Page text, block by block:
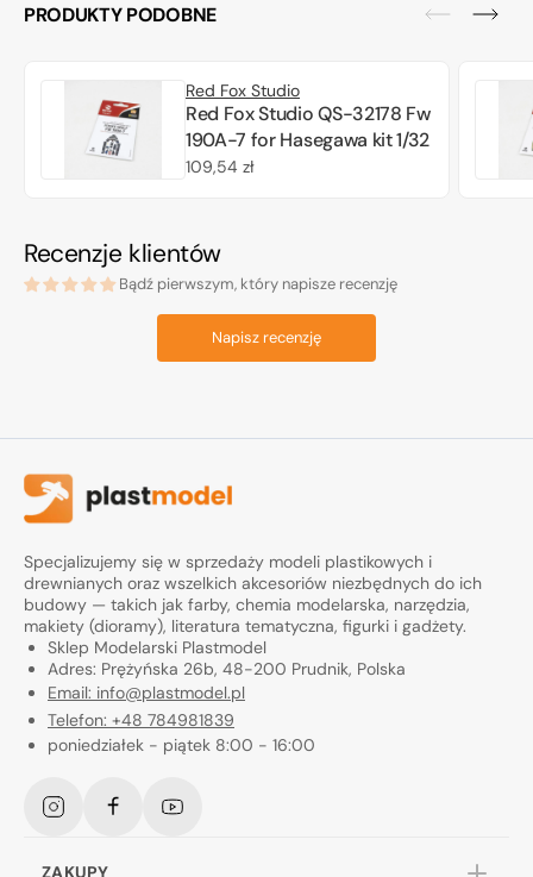
PRODUKTY PODOBNE
Red Fox Studio
Red Fox Studio QS-32178 Fw
190A-7 for Hasegawa kit 1/32
Cena
109,54 zł
Recenzje klientów
Bądź pierwszym, który napisze recenzję
Napisz recenzję
Specjalizujemy się w sprzedaży modeli plastikowych i
drewnianych oraz wszelkich akcesoriów niezbędnych do ich
budowy — takich jak farby, chemia modelarska, narzędzia,
makiety (dioramy), literatura tematyczna, figurki i gadżety.
Sklep Modelarski Plastmodel
Adres: Prężyńska 26b, 48-200 Prudnik, Polska
Email: info@plastmodel.pl
Telefon: +48 784981839
poniedziałek - piątek 8:00 - 16:00
InstagramFacebookYouTube
ZAKUPY